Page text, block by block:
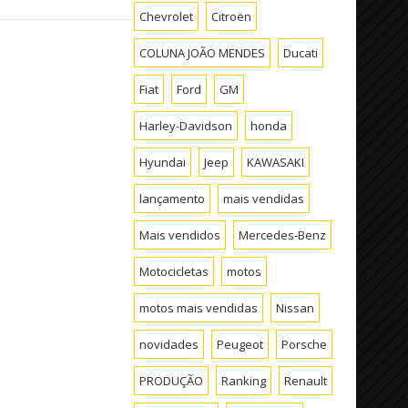
Chevrolet Citroën
COLUNA JOÃO MENDES Ducati
Fiat Ford GM
Harley-Davidson honda
Hyundai Jeep KAWASAKI
lançamento mais vendidas
Mais vendidos Mercedes-Benz
Motocicletas motos
motos mais vendidas Nissan
novidades Peugeot Porsche
PRODUÇÃO Ranking Renault